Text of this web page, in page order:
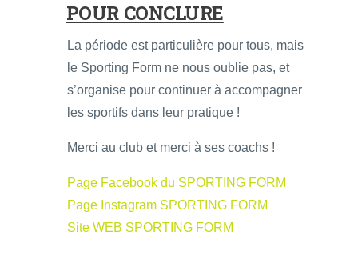
POUR CONCLURE
La période est particulière pour tous, mais
le Sporting Form ne nous oublie pas, et
s’organise pour continuer à accompagner
les sportifs dans leur pratique !
Merci au club et merci à ses coachs !
Page Facebook du SPORTING FORM
Page Instagram SPORTING FORM
Site WEB SPORTING FORM